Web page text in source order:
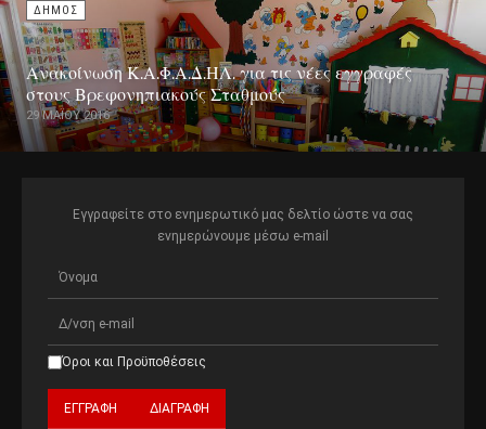
ΔΗΜΟΣ
Ανακοίνωση Κ.Α.Φ.Α.Δ.ΗΛ. για τις νέες εγγραφές
στους Βρεφονηπιακούς Σταθμούς
29 ΜΑΪ́ΟΥ 2016
Εγγραφείτε στο ενημερωτικό μας δελτίο ώστε να σας
ενημερώνουμε μέσω e-mail
Όροι και Προϋποθέσεις